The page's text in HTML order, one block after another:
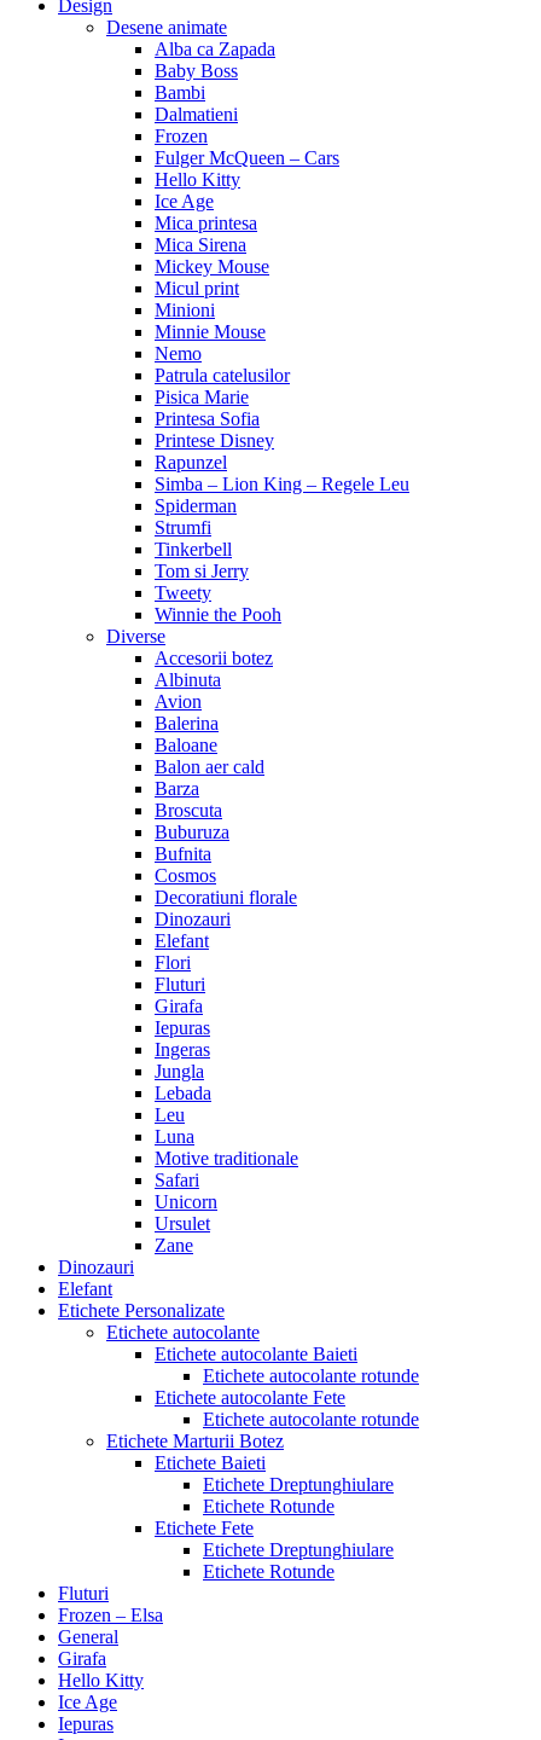
Design
Desene animate
Alba ca Zapada
Baby Boss
Bambi
Dalmatieni
Frozen
Fulger McQueen – Cars
Hello Kitty
Ice Age
Mica printesa
Mica Sirena
Mickey Mouse
Micul print
Minioni
Minnie Mouse
Nemo
Patrula catelusilor
Pisica Marie
Printesa Sofia
Printese Disney
Rapunzel
Simba – Lion King – Regele Leu
Spiderman
Strumfi
Tinkerbell
Tom si Jerry
Tweety
Winnie the Pooh
Diverse
Accesorii botez
Albinuta
Avion
Balerina
Baloane
Balon aer cald
Barza
Broscuta
Buburuza
Bufnita
Cosmos
Decoratiuni florale
Dinozauri
Elefant
Flori
Fluturi
Girafa
Iepuras
Ingeras
Jungla
Lebada
Leu
Luna
Motive traditionale
Safari
Unicorn
Ursulet
Zane
Dinozauri
Elefant
Etichete Personalizate
Etichete autocolante
Etichete autocolante Baieti
Etichete autocolante rotunde
Etichete autocolante Fete
Etichete autocolante rotunde
Etichete Marturii Botez
Etichete Baieti
Etichete Dreptunghiulare
Etichete Rotunde
Etichete Fete
Etichete Dreptunghiulare
Etichete Rotunde
Fluturi
Frozen – Elsa
General
Girafa
Hello Kitty
Ice Age
Iepuras